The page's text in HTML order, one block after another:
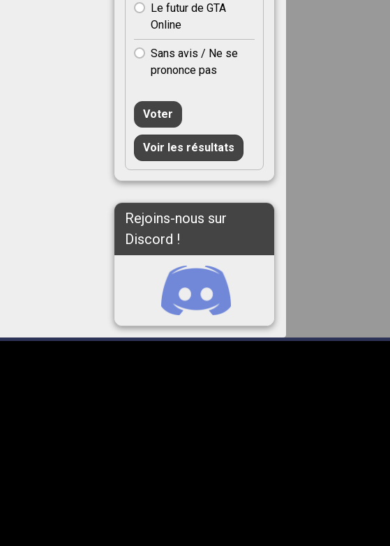
Le futur de GTA
Online
Sans avis / Ne se
prononce pas
Voter
Voir les résultats
Rejoins-nous sur
Discord !